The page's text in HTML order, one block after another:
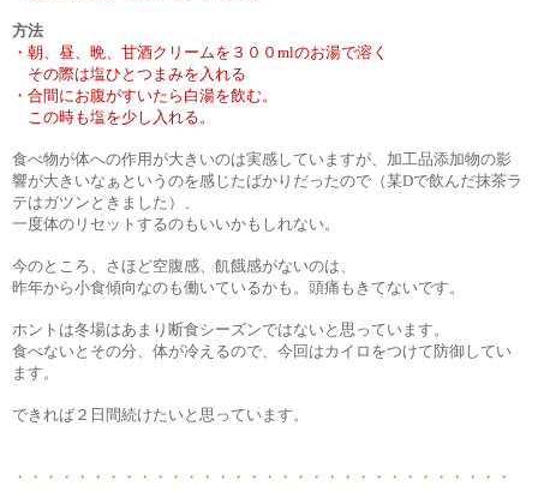
方法
・朝、昼、晩、甘酒クリームを３００mlのお湯で溶く
その際は塩ひとつまみを入れる
・合間にお腹がすいたら白湯を飲む。
この時も塩を少し入れる。
食べ物が体への作用が大きいのは実感していますが、加工品添加物の影
響が大きいなぁというのを感じたばかりだったので（某Dで飲んだ抹茶ラ
テはガツンときました）、
一度体のリセットするのもいいかもしれない。
今のところ、さほど空腹感、飢餓感がないのは、
昨年から小食傾向なのも働いているかも。頭痛もきてないです。
ホントは冬場はあまり断食シーズンではないと思っています。
食べないとその分、体が冷えるので、今回はカイロをつけて防御してい
ます。
できれば２日間続けたいと思っています。
・・・・・・・・・・・・・・・・・・・・・・・・・・・・・・・・